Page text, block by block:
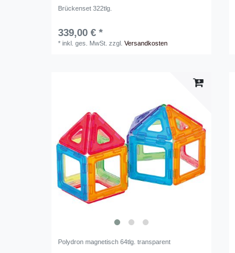
Brückenset 322tlg.
339,00 € *
*inkl. ges. MwSt. zzgl.Versandkosten
Polydron magnetisch 64tlg. transparent